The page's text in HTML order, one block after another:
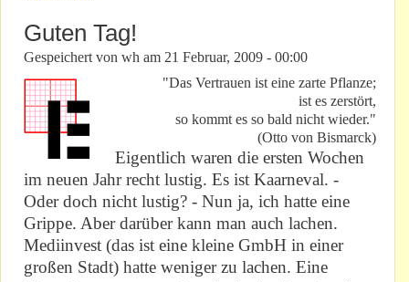
Guten Tag!
Gespeichert von wh am 21 Februar, 2009 - 00:00
"Das Vertrauen ist eine zarte Pflanze;
ist es zerstört,
so kommt es so bald nicht wieder."
(Otto von Bismarck)
Eigentlich waren die ersten Wochen
im neuen Jahr recht lustig. Es ist Kaarneval. -
Oder doch nicht lustig? - Nun ja, ich hatte eine
Grippe. Aber darüber kann man auch lachen.
Mediinvest (das ist eine kleine GmbH in einer
großen Stadt) hatte weniger zu lachen. Eine